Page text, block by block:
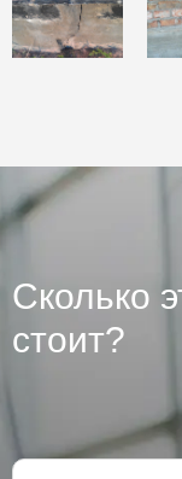
Сколько
стоит?